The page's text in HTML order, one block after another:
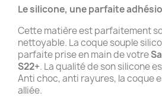
Le silicone, une parfaite
Cette matière est parfaitement
nettoyable. La coque souple
parfaite prise en main de votre
S22+. La qualité de son silicone
Anti choc, anti rayures, la coque
alliée.